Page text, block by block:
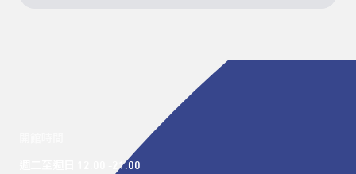
週二至週日 12:00 -21:00